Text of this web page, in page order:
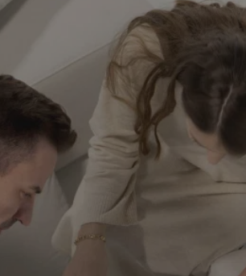
Dekokissen in passenden
Gesamtbild der Lounge Max.
Vellore Lounge Max
holen Sie
außergewöhnliche Bequemlichkeit
Stunden allein oder